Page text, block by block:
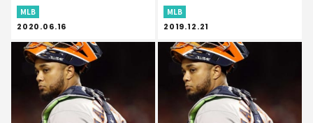
MLB
2020.06.16
MLB
2019.12.21